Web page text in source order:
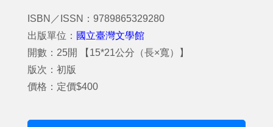
ISBN／ISSN：9789865329280
出版單位： 國立臺灣文學館
開數：25開 【15*21公分（長×寬）】
版次：初版
價格：定價$400